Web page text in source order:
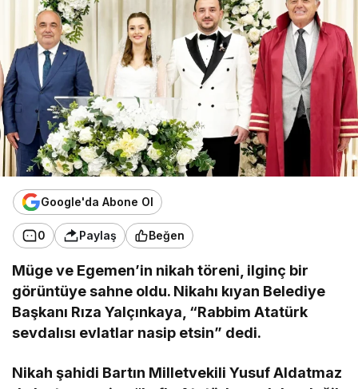
Google'da Abone Ol
0 Paylaş Beğen
Müge ve Egemen’in nikah töreni, ilginç bir
görüntüye sahne oldu. Nikahı kıyan Belediye
Başkanı Rıza Yalçınkaya, “Rabbim Atatürk
sevdalısı evlatlar nasip etsin” dedi.
Nikah şahidi Bartın Milletvekili Yusuf Aldatmaz